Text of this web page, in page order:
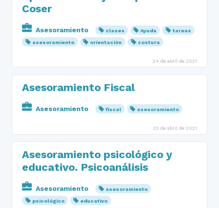
Coser
Asesoramiento clases Ayuda
tareas
asesoramiento
orientación costura
24 de abril de 2021
Asesoramiento Fiscal
Asesoramiento fiscal asesoramiento
23 de abril de 2021
Asesoramiento psicológico y
educativo. Psicoanálisis
Asesoramiento
asesoramiento
psicológico
educativo